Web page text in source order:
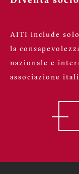
AITI include
la
nazionale e
associazione